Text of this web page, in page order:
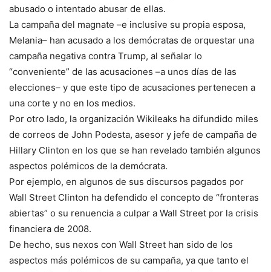
abusado o intentado abusar de ellas.
La campaña del magnate –e inclusive su propia esposa,
Melania– han acusado a los demócratas de orquestar una
campaña negativa contra Trump, al señalar lo
“conveniente” de las acusaciones –a unos días de las
elecciones– y que este tipo de acusaciones pertenecen a
una corte y no en los medios.
Por otro lado, la organización Wikileaks ha difundido miles
de correos de John Podesta, asesor y jefe de campaña de
Hillary Clinton en los que se han revelado también algunos
aspectos polémicos de la demócrata.
Por ejemplo, en algunos de sus discursos pagados por
Wall Street Clinton ha defendido el concepto de “fronteras
abiertas” o su renuencia a culpar a Wall Street por la crisis
financiera de 2008.
De hecho, sus nexos con Wall Street han sido de los
aspectos más polémicos de su campaña, ya que tanto el